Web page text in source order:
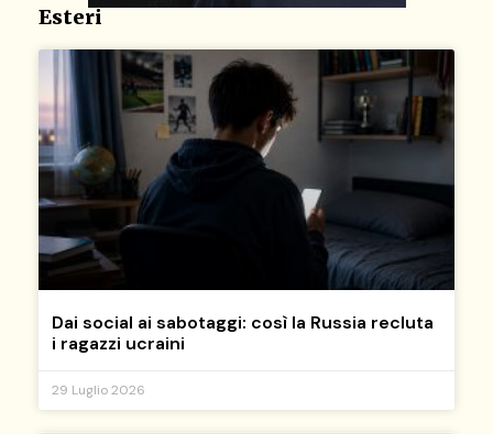
Esteri
Dai social ai sabotaggi: così la Russia recluta
i ragazzi ucraini
29 Luglio 2026